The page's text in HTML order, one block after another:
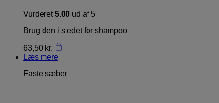
Vurderet5.00 ud af 5
Brug den i stedet for shampoo
63,50 kr.
Læs mere
Faste sæber